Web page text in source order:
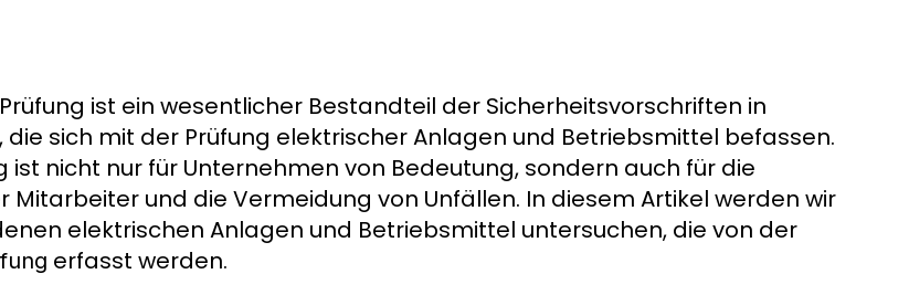
Prüfung ist ein wesentlicher Bestandteil der Sicherheitsvorschriften in
die sich mit der Prüfung elektrischer Anlagen und Betriebsmittel befassen.
ist nicht nur für Unternehmen von Bedeutung, sondern auch für die
Mitarbeiter und die Vermeidung von Unfällen. In diesem Artikel werden wir
elektrischen Anlagen und Betriebsmittel untersuchen, die von der
erfasst werden.